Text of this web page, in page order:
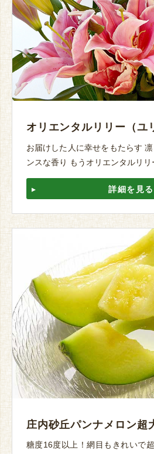
オリエンタルリリー（ユ
お届けした人に幸せをもたらす
ンスな香り もうオリエンタルリリ
詳細を見る
庄内砂丘パンナメロン超
糖度16度以上！網目もきれいで